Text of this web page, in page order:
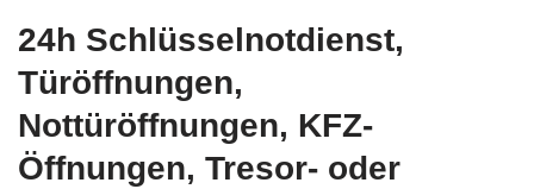
24h Schlüsselnotdienst,
Türöffnungen,
Nottüröffnungen, KFZ-
Öffnungen, Tresor- oder